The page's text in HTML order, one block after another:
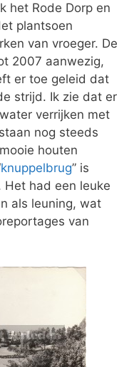
het Rode Dorp en
plantsoen
van vroeger. De
2007 aanwezig,
er toe geleid dat
strijd. Ik zie dat er
verrijken met
nog steeds
houten
knuppelbrug” is
Het had een leuke
als leuning, wat
van